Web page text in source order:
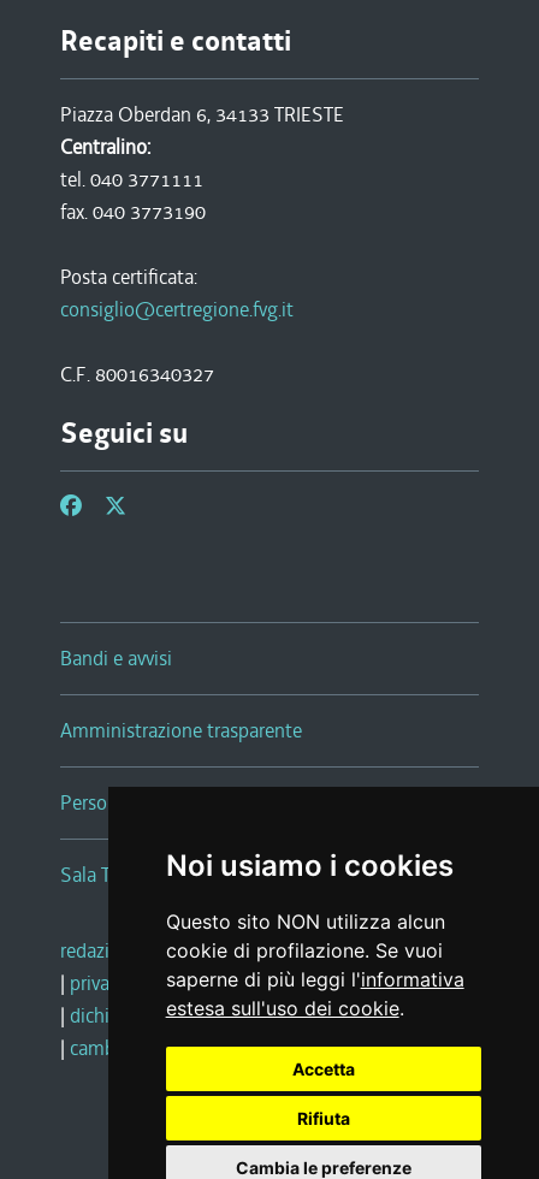
Noi usiamo i cookies
Questo sito NON utilizza alcun
cookie di profilazione. Se vuoi
saperne di più leggi l'informativa
estesa sull'uso dei cookie.
Accetta
Rifiuta
Cambia le preferenze
Recapiti e contatti
Piazza Oberdan 6, 34133 TRIESTE
Centralino:
tel. 040 3771111
fax. 040 3773190
Posta certificata:
consiglio@certregione.fvg.it
C.F. 80016340327
Seguici su
Bandi e avvisi
Amministrazione trasparente
Persone e Uffici
Sala Tiziano Tessitori
redazione web |note legali |glossario
| privacy
social media policy
| dichiarazione di accessibilità |feedback
| cambio preferenze cookie
Realizzato da